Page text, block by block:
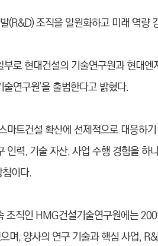
(R&D) 조직을 일원화하고 미래 역량
로 현대건설의 기술연구원과 현대
연구원’을 출범한다고 밝혔다.
마트건설 확산에 선제적으로 대응하
인력, 기술 자산, 사업 수행 경험을 하
이다.
조직인 HMG건설기술연구원에는
며, 양사의 연구 기술과 핵심 사업,